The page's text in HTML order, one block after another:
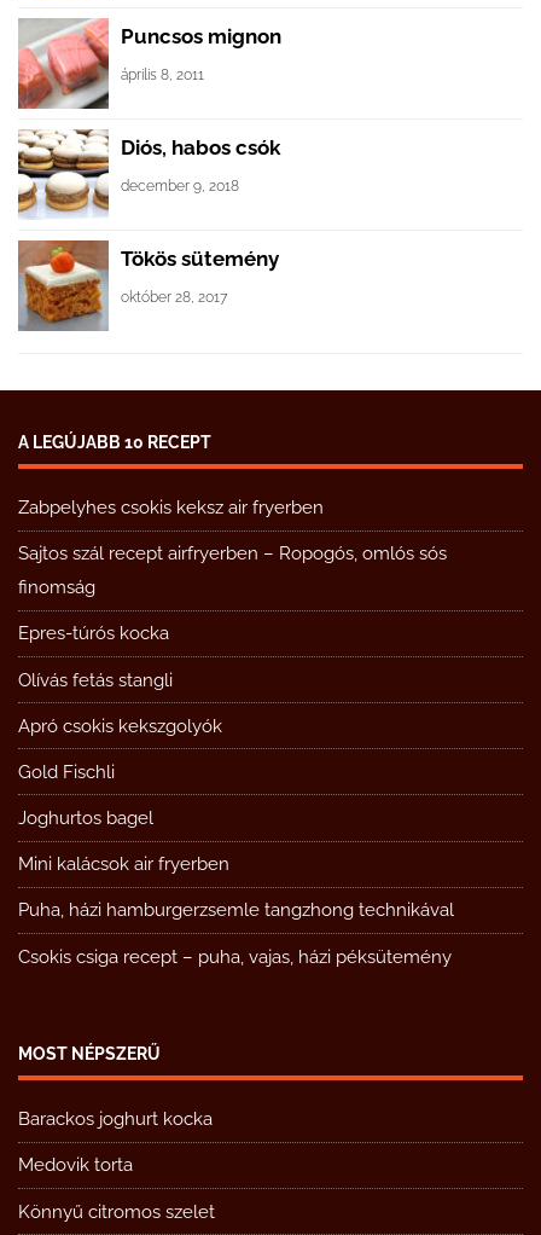
Puncsos mignon
április 8, 2011
Diós, habos csók
december 9, 2018
Tökös sütemény
október 28, 2017
A LEGÚJABB 10 RECEPT
Zabpelyhes csokis keksz air fryerben
Sajtos szál recept airfryerben – Ropogós, omlós sós
finomság
Epres-túrós kocka
Olívás fetás stangli
Apró csokis kekszgolyók
Gold Fischli
Joghurtos bagel
Mini kalácsok air fryerben
Puha, házi hamburgerzsemle tangzhong technikával
Csokis csiga recept – puha, vajas, házi péksütemény
MOST NÉPSZERŰ
Barackos joghurt kocka
Medovik torta
Könnyű citromos szelet